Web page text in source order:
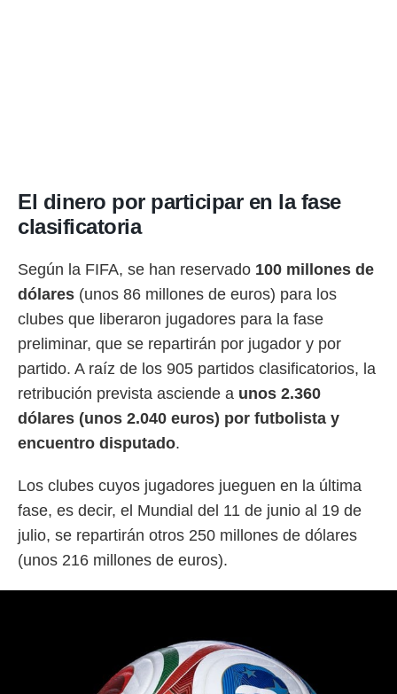
un
o acceder
datos
perfiles
utilizar
crear un
uso de
de la
el
de
a través
de
El dinero por participar en la fase
clasificatoria
Según la FIFA, se han reservado 100 millones de
dólares (unos 86 millones de euros) para los
clubes que liberaron jugadores para la fase
preliminar, que se repartirán por jugador y por
partido. A raíz de los 905 partidos clasificatorios, la
retribución prevista asciende a unos 2.360
dólares (unos 2.040 euros) por futbolista y
encuentro disputado.
Los clubes cuyos jugadores jueguen en la última
fase, es decir, el Mundial del 11 de junio al 19 de
julio, se repartirán otros 250 millones de dólares
(unos 216 millones de euros).